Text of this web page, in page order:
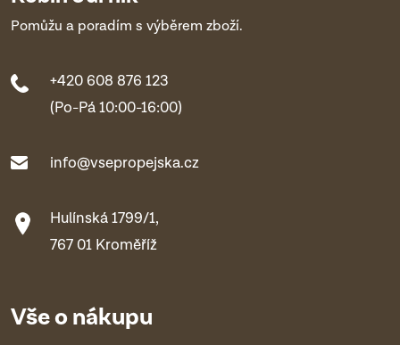
Pomůžu a poradím s výběrem zboží.
+420 608 876 123
(Po-Pá 10:00-16:00)
info@vsepropejska.cz
Hulínská 1799/1,
767 01 Kroměříž
Vše o nákupu